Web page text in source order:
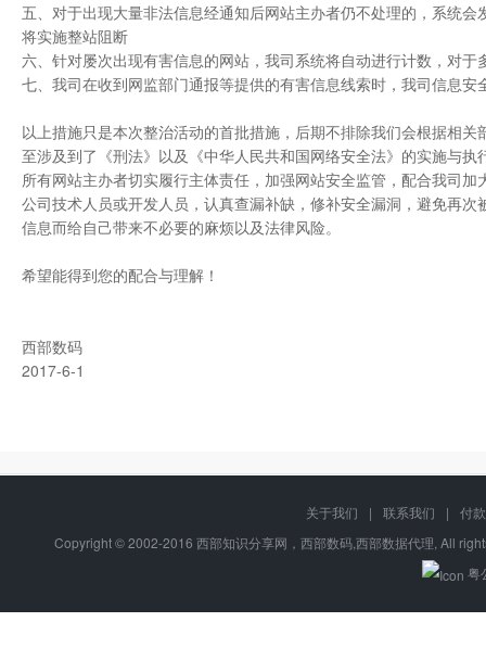
五、对于出现大量非法信息经通知后网站主办者仍不处理的，系统
将实施整站阻断
六、针对屡次出现有害信息的网站，我司系统将自动进行计数，对
七、我司在收到网监部门通报等提供的有害信息线索时，我司信息
以上措施只是本次整治活动的首批措施，后期不排除我们会根据相
至涉及到了《刑法》以及《中华人民共和国网络安全法》的实施与
所有网站主办者切实履行主体责任，加强网站安全监管，配合我司
公司技术人员或开发人员，认真查漏补缺，修补安全漏洞，避免再
信息而给自己带来不必要的麻烦以及法律风险。
希望能得到您的配合与理解！
西部数码
2017-6-1
关于我们 | 联系我们 |
付
Copyright © 2002-2016 西部知识分享网，西部数码,西部数据代理, All
粤